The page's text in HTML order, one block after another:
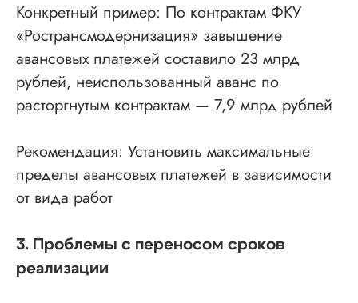
Конкретный пример: По контрактам ФКУ
«Ространсмодернизация» завышение
авансовых платежей составило 23 млрд
рублей, неиспользованный аванс по
расторгнутым контрактам — 7,9 млрд рублей
Рекомендация: Установить максимальные
пределы авансовых платежей в зависимости
от вида работ
3. Проблемы с переносом сроков
реализации